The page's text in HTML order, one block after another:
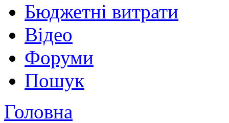
Бюджетні витрати
Відео
Форуми
Пошук
Головна